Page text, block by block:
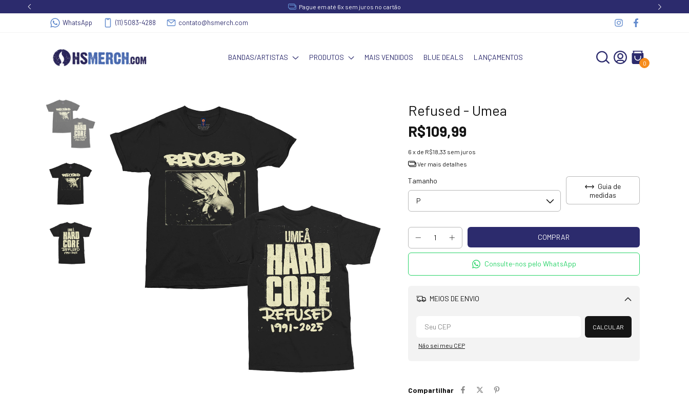
Pague em até 6x sem juros no cartão
WhatsApp (11) 5083-4288 contato@hsmerch.com
BANDAS/ARTISTAS PRODUTOS MAIS VENDIDOS BLUE DEALS LANÇAMENTOS
0
Refused - Umea
R$109,99
6 x de R$18,33 sem juros
Ver mais detalhes
Tamanho
Guia de
medidas
Consulte-nos pelo WhatsApp
MEIOS DE ENVIO
Alterar CEP
CALCULAR
Não sei meu CEP
Compartilhar